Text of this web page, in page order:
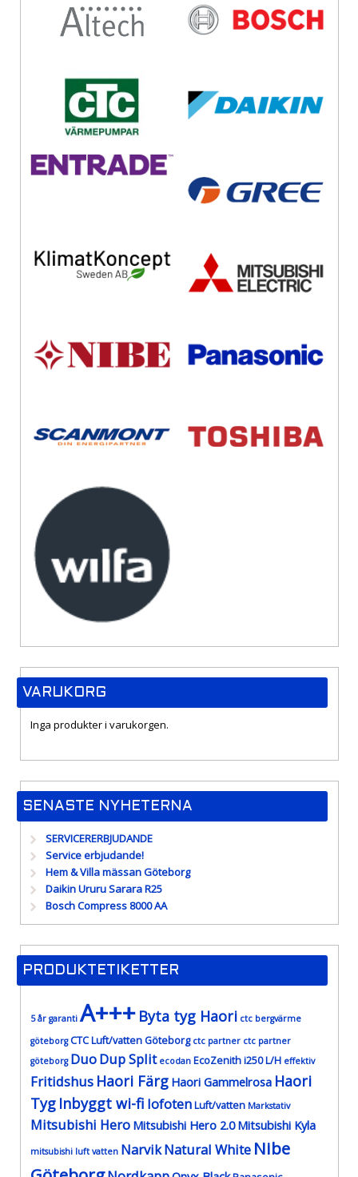
VARUKORG
Inga produkter i varukorgen.
SENASTE NYHETERNA
SERVICERERBJUDANDE
Service erbjudande!
Hem & Villa mässan Göteborg
Daikin Ururu Sarara R25
Bosch Compress 8000 AA
PRODUKTETIKETTER
5 år garanti A+++ Byta tyg Haori ctc bergvärme
göteborg CTC Luft/vatten Göteborg ctc partner ctc partner
göteborg DuoDup Split ecodan EcoZenith i250 L/H effektiv
Fritidshus Haori Färg Haori Gammelrosa Haori
Tyg Inbyggt wi-fi lofotenLuft/vatten Markstativ
Mitsubishi Hero Mitsubishi Hero 2.0 Mitsubishi Kyla
mitsubishi luft vatten NarvikNatural White Nibe